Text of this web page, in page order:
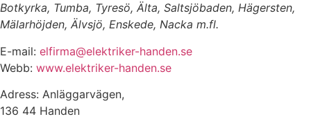
Botkyrka, Tumba, Tyresö, Älta, Saltsjöbaden, Hägersten,
Mälarhöjden, Älvsjö, Enskede, Nacka m.fl.
E-mail: elfirma@elektriker-handen.se
Webb: www.elektriker-handen.se
Adress: Anläggarvägen,
136 44 Handen